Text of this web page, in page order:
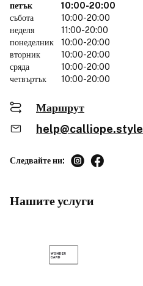
петък
10:00-20:00
събота
10:00-20:00
неделя
11:00-20:00
понеделник
10:00-20:00
вторник
10:00-20:00
сряда
10:00-20:00
четвъртък
10:00-20:00
Маршрут
help@calliope.style
Следвайте ни:
Нашите услуги